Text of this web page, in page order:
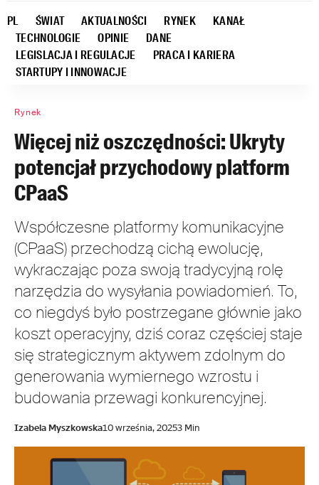
PL ŚWIAT AKTUALNOŚCI RYNEK
KANAŁ
TECHNOLOGIE
OPINIE
DANE
LEGISLACJA I REGULACJE
PRACA I KARIERA
STARTUPY I INNOWACJE
Rynek
Więcej niż oszczędności: Ukryty
potencjał przychodowy platform
CPaaS
Współczesne platformy komunikacyjne
(CPaaS) przechodzą cichą ewolucję,
wykraczając poza swoją tradycyjną rolę
narzędzia do wysyłania powiadomień. To,
co niegdyś było postrzegane głównie jako
koszt operacyjny, dziś coraz częściej staje
się strategicznym aktywem zdolnym do
generowania wymiernego wzrostu i
budowania przewagi konkurencyjnej.
Izabela Myszkowska10 września, 20253 Min